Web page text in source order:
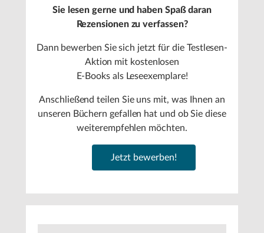
Sie lesen gerne und haben Spaß daran
Rezensionen zu verfassen?
Dann bewerben Sie sich jetzt für die Testlesen-
Aktion mit kostenlosen
E-Books als Leseexemplare!
Anschließend teilen Sie uns mit, was Ihnen an
unseren Büchern gefallen hat und ob Sie diese
weiterempfehlen möchten.
Jetzt bewerben!